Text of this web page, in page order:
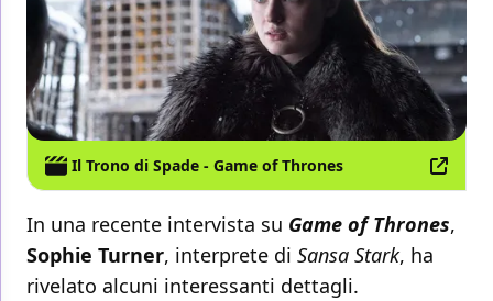
Il Trono di Spade - Game of Thrones
In una recente intervista su Game of Thrones,
Sophie Turner, interprete di Sansa Stark, ha
rivelato alcuni interessanti dettagli.